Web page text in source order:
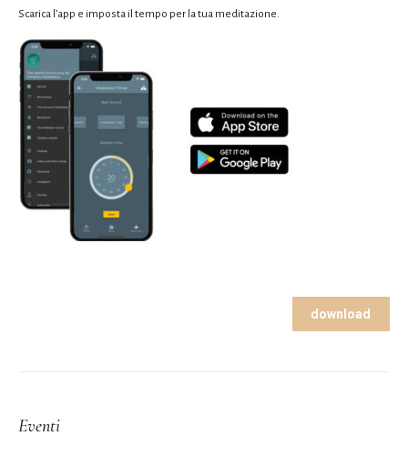
Scarica l’app e imposta il tempo per la tua meditazione.
download
Eventi